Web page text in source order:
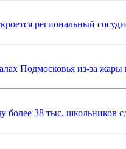
региональный
Подмосковья из-за жары
более 38 тыс. школьников